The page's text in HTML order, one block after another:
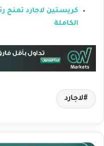
كريستين لاجارد تمنح
الكاملة
لاجارد